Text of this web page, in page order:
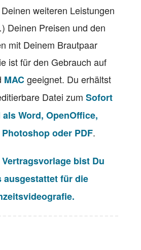
weiteren Leistungen
Deinen Preisen und den
mit Deinem Brautpaar
ist für den Gebrauch auf
MACgeeignet. Du erhältst
Datei zum Sofort
Word, OpenOffice,
oder PDF.
bist Du
ausgestattet für die